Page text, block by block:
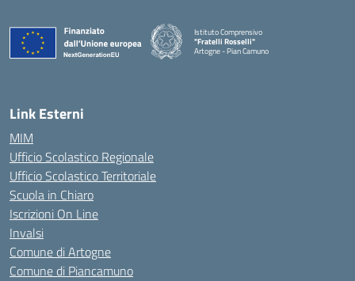
Istituto Comprensivo
"Fratelli Rosselli"
Artogne - Pian Camuno
— Visita la pagina iniziale della scuola
Link Esterni
MIM
Ufficio Scolastico Regionale
Ufficio Scolastico Territoriale
Scuola in Chiaro
Iscrizioni On Line
Invalsi
Comune di Artogne
Comune di Piancamuno